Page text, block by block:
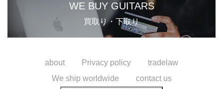
WE BUY GUITARS
買取り・下取り
about Privacy policy
tradelaw
We ship worldwide
contact us